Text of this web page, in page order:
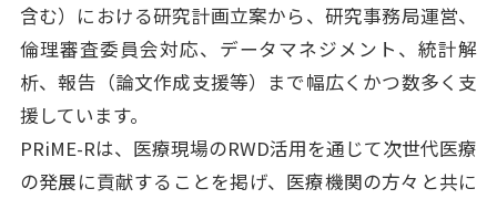
含む）における研究計画立案から、研究事務局運営、
倫理審査委員会対応、データマネジメント、統計解
析、報告（論文作成支援等）まで幅広くかつ数多く支
援しています。
PRiME-Rは、医療現場のRWD活用を通じて次世代医療
の発展に貢献することを掲げ、医療機関の方々と共に